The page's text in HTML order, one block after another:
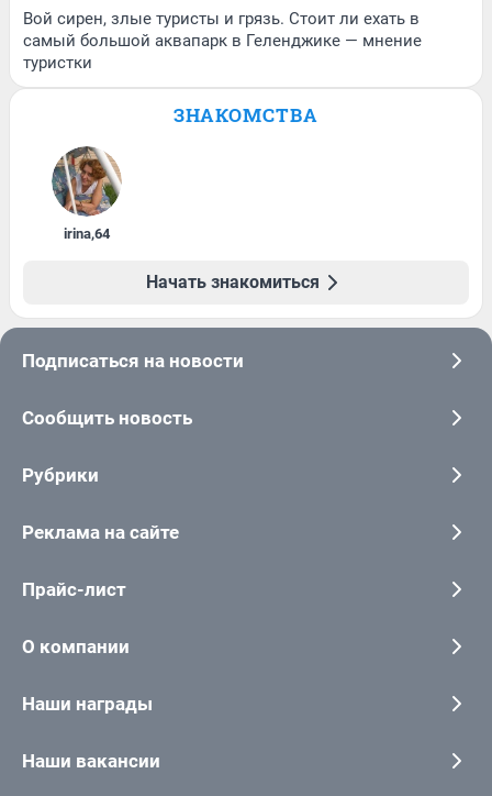
Вой сирен, злые туристы и грязь. Стоит ли ехать в
самый большой аквапарк в Геленджике — мнение
туристки
ЗНАКОМСТВА
irina,64
Начать знакомиться
Подписаться на новости
Сообщить новость
Рубрики
Реклама на сайте
Прайс-лист
О компании
Наши награды
Наши вакансии